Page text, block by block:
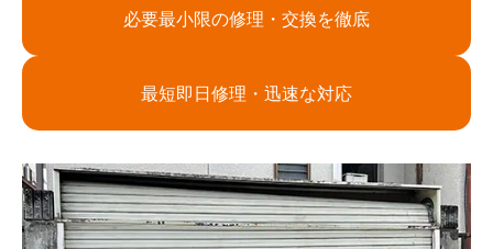
必要最小限の修理・交換を徹底
最短即日修理・迅速な対応